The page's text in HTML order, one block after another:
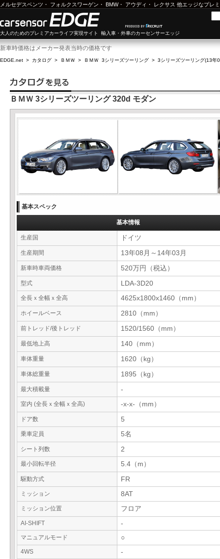
メルセデスベンツ ・ フォルクスワーゲン ・ BMW・ アウディ ・ レクサス 他エッジなプレ
大人のためのプレミアカーライフ実現サイト 輸入車・外車のカーセンサーエッジ
新車時価格はメーカー発表当時の価格です
EDGE.net > カタログ > ＢＭＷ > ＢＭＷ 3シリーズツーリング > 3シリーズツーリング(13年
ＢＭＷ 3シリーズツーリング 320d モダン
基本スペック
基本情報
生産国 ドイツ
生産期間 13年08月～14年03月
新車時車両価格 520万円（税込）
型式 LDA-3D20
全長ｘ全幅ｘ全高 4625x1800x1460（mm）
ホイールベース 2810（mm）
前トレッド/後トレッド 1520/1560（mm）
最低地上高 140（mm）
車体重量 1620（kg）
車体総重量 1895（kg）
最大積載量 -
室内 (全長ｘ全幅ｘ全高) -x-x-（mm）
ドア数 5
乗車定員 5名
シート列数 2
最小回転半径 5.4（m）
駆動方式 FR
ミッション 8AT
ミッション位置 フロア
AI-SHIFT -
マニュアルモード ○
4WS -